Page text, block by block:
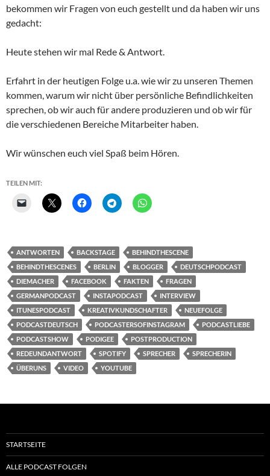
bekommen wir Fragen von euch gestellt und da haben wir uns
gedacht:
Heute stehen wir mal Rede & Antwort.
Erfahrt in der heutigen Folge u.a. wie wir zu unseren Themen
kommen, warum wir nicht über persönliche Befindlichkeiten
sprechen, ob wir auch für andere produzieren und ob wir für
die verschiedenen Bereiche Mitarbeiter haben.
Wir wünschen euch viel Spaß beim Hören.
TEILEN MIT:
ANTWORTEN BACKSTAGE
BEHINDTHESCENE
BEHINDTHESCENES
BERLIN BLOGGER
DEUTSCHPODCAST
DIEMACHER
FACEBOOK FAKTEN
FRAGEN
GERMANPODCAST
INSTAPODCAST
INTERVIEW
ITUNESPODCAST
KREATIVKUNDSCHAFTER
NEUEFOLGE
PODCASTDEUTSCH
PODCASTERSOFINSTAGRAM
PODCASTLIEBE
PODCASTSHOW
PODIGEE
POSTPRODUCTION
REDEUNDANTWORT
SPOTIFY SPRECHER
SPRECHERIN
ÜBERUNS
VIDEO YOUTUBE
STARTSEITE
ALLE PODCAST FOLGEN